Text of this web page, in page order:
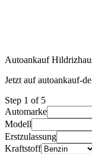
Autoankauf
Jetzt auf autoankauf-
Step 1 of 5
Automarke
Modell
Erstzulassung
Kraftstoff